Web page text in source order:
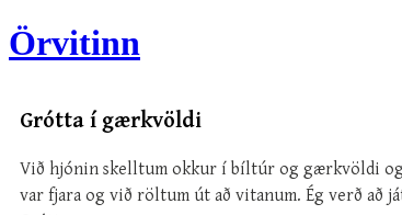
Örvitinn
Grótta í gærkvöldi
Við hjónin skelltum okkur í bíltúr og gærkvöldi og
var fjara og við röltum út að vitanum. Ég verð að